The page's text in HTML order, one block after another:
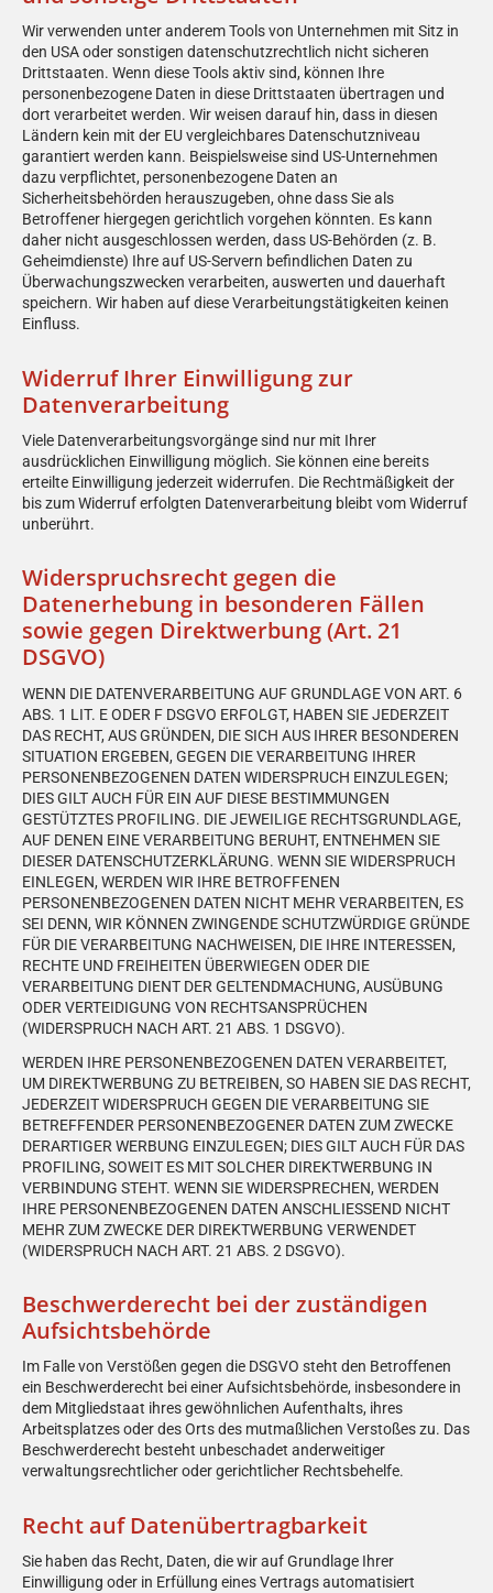
Wir verwenden unter anderem Tools von Unternehmen mit Sitz in
den USA oder sonstigen datenschutzrechtlich nicht sicheren
Drittstaaten. Wenn diese Tools aktiv sind, können Ihre
personenbezogene Daten in diese Drittstaaten übertragen und
dort verarbeitet werden. Wir weisen darauf hin, dass in diesen
Ländern kein mit der EU vergleichbares Datenschutzniveau
garantiert werden kann. Beispielsweise sind US-Unternehmen
dazu verpflichtet, personenbezogene Daten an
Sicherheitsbehörden herauszugeben, ohne dass Sie als
Betroffener hiergegen gerichtlich vorgehen könnten. Es kann
daher nicht ausgeschlossen werden, dass US-Behörden (z. B.
Geheimdienste) Ihre auf US-Servern befindlichen Daten zu
Überwachungszwecken verarbeiten, auswerten und dauerhaft
speichern. Wir haben auf diese Verarbeitungstätigkeiten keinen
Einfluss.
Widerruf Ihrer Einwilligung zur
Datenverarbeitung
Viele Datenverarbeitungsvorgänge sind nur mit Ihrer
ausdrücklichen Einwilligung möglich. Sie können eine bereits
erteilte Einwilligung jederzeit widerrufen. Die Rechtmäßigkeit der
bis zum Widerruf erfolgten Datenverarbeitung bleibt vom Widerruf
unberührt.
Widerspruchsrecht gegen die
Datenerhebung in besonderen Fällen
sowie gegen Direktwerbung (Art. 21
DSGVO)
WENN DIE DATENVERARBEITUNG AUF GRUNDLAGE VON ART. 6
ABS. 1 LIT. E ODER F DSGVO ERFOLGT, HABEN SIE JEDERZEIT
DAS RECHT, AUS GRÜNDEN, DIE SICH AUS IHRER BESONDEREN
SITUATION ERGEBEN, GEGEN DIE VERARBEITUNG IHRER
PERSONENBEZOGENEN DATEN WIDERSPRUCH EINZULEGEN;
DIES GILT AUCH FÜR EIN AUF DIESE BESTIMMUNGEN
GESTÜTZTES PROFILING. DIE JEWEILIGE RECHTSGRUNDLAGE,
AUF DENEN EINE VERARBEITUNG BERUHT, ENTNEHMEN SIE
DIESER DATENSCHUTZERKLÄRUNG. WENN SIE WIDERSPRUCH
EINLEGEN, WERDEN WIR IHRE BETROFFENEN
PERSONENBEZOGENEN DATEN NICHT MEHR VERARBEITEN, ES
SEI DENN, WIR KÖNNEN ZWINGENDE SCHUTZWÜRDIGE GRÜNDE
FÜR DIE VERARBEITUNG NACHWEISEN, DIE IHRE INTERESSEN,
RECHTE UND FREIHEITEN ÜBERWIEGEN ODER DIE
VERARBEITUNG DIENT DER GELTENDMACHUNG, AUSÜBUNG
ODER VERTEIDIGUNG VON RECHTSANSPRÜCHEN
(WIDERSPRUCH NACH ART. 21 ABS. 1 DSGVO).
WERDEN IHRE PERSONENBEZOGENEN DATEN VERARBEITET,
UM DIREKTWERBUNG ZU BETREIBEN, SO HABEN SIE DAS RECHT,
JEDERZEIT WIDERSPRUCH GEGEN DIE VERARBEITUNG SIE
BETREFFENDER PERSONENBEZOGENER DATEN ZUM ZWECKE
DERARTIGER WERBUNG EINZULEGEN; DIES GILT AUCH FÜR DAS
PROFILING, SOWEIT ES MIT SOLCHER DIREKTWERBUNG IN
VERBINDUNG STEHT. WENN SIE WIDERSPRECHEN, WERDEN
IHRE PERSONENBEZOGENEN DATEN ANSCHLIESSEND NICHT
MEHR ZUM ZWECKE DER DIREKTWERBUNG VERWENDET
(WIDERSPRUCH NACH ART. 21 ABS. 2 DSGVO).
Beschwerde­recht bei der zuständigen
Aufsichts­behörde
Im Falle von Verstößen gegen die DSGVO steht den Betroffenen
ein Beschwerderecht bei einer Aufsichtsbehörde, insbesondere in
dem Mitgliedstaat ihres gewöhnlichen Aufenthalts, ihres
Arbeitsplatzes oder des Orts des mutmaßlichen Verstoßes zu. Das
Beschwerderecht besteht unbeschadet anderweitiger
verwaltungsrechtlicher oder gerichtlicher Rechtsbehelfe.
Recht auf Daten­übertrag­barkeit
Sie haben das Recht, Daten, die wir auf Grundlage Ihrer
Einwilligung oder in Erfüllung eines Vertrags automatisiert